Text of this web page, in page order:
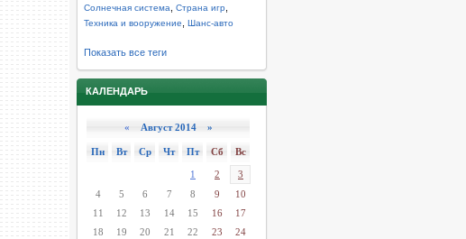
Солнечная система Страна игр
Техника и вооружение Шанс-авто
Показать все теги
КАЛЕНДАРЬ
« Август 2014 »
Пн Вт Ср Чт Пт Сб Вс
1 2
3
4
5 6 7 8 9
10
11
12 13 14 15 16
17
18
19 20 21 22 23 24